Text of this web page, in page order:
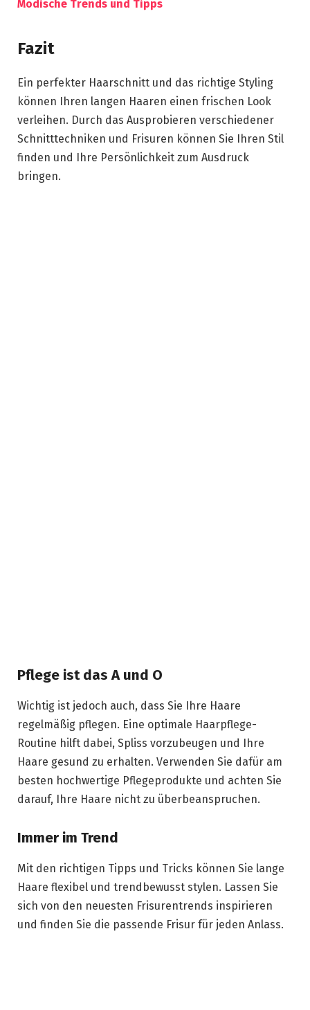
Modische Trends und Tipps
Fazit
Ein perfekter Haarschnitt und das richtige Styling
können Ihren langen Haaren einen frischen Look
verleihen. Durch das Ausprobieren verschiedener
Schnitttechniken und Frisuren können Sie Ihren Stil
finden und Ihre Persönlichkeit zum Ausdruck
bringen.
Pflege ist das A und O
Wichtig ist jedoch auch, dass Sie Ihre Haare
regelmäßig pflegen. Eine optimale Haarpflege-
Routine hilft dabei, Spliss vorzubeugen und Ihre
Haare gesund zu erhalten. Verwenden Sie dafür am
besten hochwertige Pflegeprodukte und achten Sie
darauf, Ihre Haare nicht zu überbeanspruchen.
Immer im Trend
Mit den richtigen Tipps und Tricks können Sie lange
Haare flexibel und trendbewusst stylen. Lassen Sie
sich von den neuesten Frisurentrends inspirieren
und finden Sie die passende Frisur für jeden Anlass.